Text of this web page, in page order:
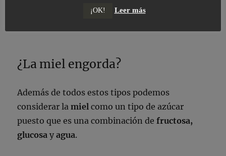
estaremos comprando jugos
¿La miel engorda?
Además de todos estos tipos podemos
considerar lamiel como un tipo de azúcar
puesto que es una combinación defructosa,
glucosay agua.
¡OK! Leer más